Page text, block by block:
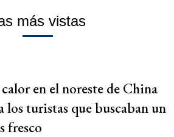
más vistas
en el noreste de China
los turistas que buscaban un
fresco